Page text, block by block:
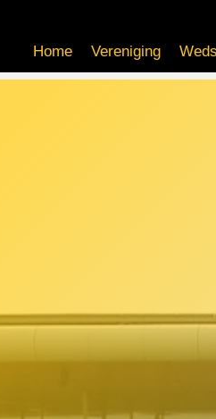
Home
Vereniging